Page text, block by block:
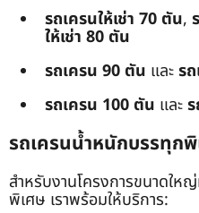
รถเครนให้เช่า 70 ตัน,
ให้เช่า 80 ตัน
รถเครน 90 ตัน และร
รถเครน 100 ตัน และ
รถเครนน้ำหนักบรรทุก
สำหรับงานโครงการขนาดใ
พิเศษ เราพร้อมให้บริการ: